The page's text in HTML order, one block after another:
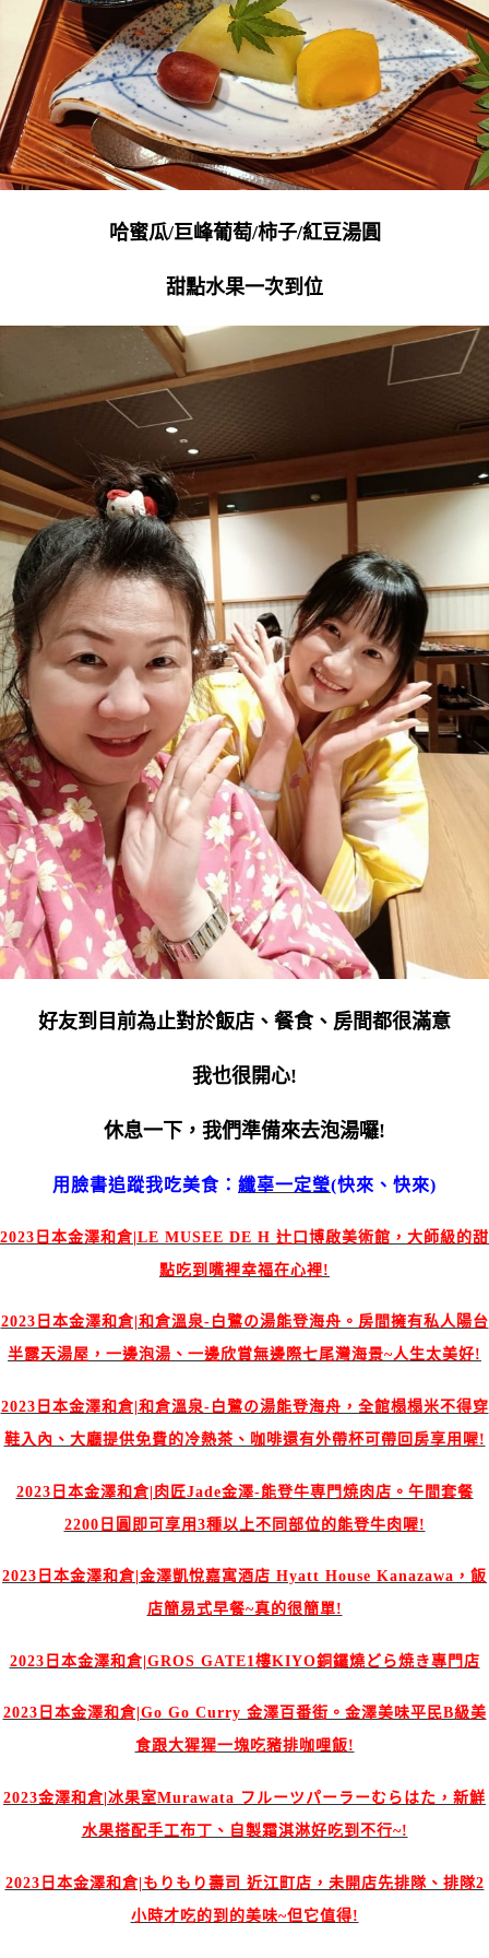
哈蜜瓜/巨峰葡萄/柿子/紅豆湯圓
甜點水果一次到位
好友到目前為止對於飯店、餐食、房間都很滿意
我也很開心!
休息一下，我們準備來去泡湯囉!
用臉書追蹤我吃美食： 纖辜一定瑩(快來、快來)
2023日本金澤和倉|LE MUSEE DE H 辻口博啟美術館，大師級的甜
點吃到嘴裡幸福在心裡!
2023日本金澤和倉|和倉溫泉-白鷺の湯能登海舟。房間擁有私人陽台
半露天湯屋，一邊泡湯、一邊欣賞無邊際七尾灣海景~人生太美好!
2023日本金澤和倉|和倉溫泉-白鷺の湯能登海舟，全館榻榻米不得穿
鞋入內、大廳提供免費的冷熱茶、咖啡還有外帶杯可帶回房享用喔!
2023日本金澤和倉|肉匠Jade金澤-能登牛専門焼肉店。午間套餐
2200日圓即可享用3種以上不同部位的能登牛肉喔!
2023日本金澤和倉|金澤凱悅嘉寓酒店 Hyatt House Kanazawa，飯
店簡易式早餐~真的很簡單!
2023日本金澤和倉|GROS GATE1樓KIYO銅鑼燒どら焼き專門店
2023日本金澤和倉|Go Go Curry 金澤百番街。金澤美味平民B級美
食跟大猩猩一塊吃豬排咖哩飯!
2023金澤和倉|冰果室Murawata フルーツパーラーむらはた，新鮮
水果搭配手工布丁、自製霜淇淋好吃到不行~!
2023日本金澤和倉|もりもり壽司 近江町店，未開店先排隊、排隊2
小時才吃的到的美味~但它值得!